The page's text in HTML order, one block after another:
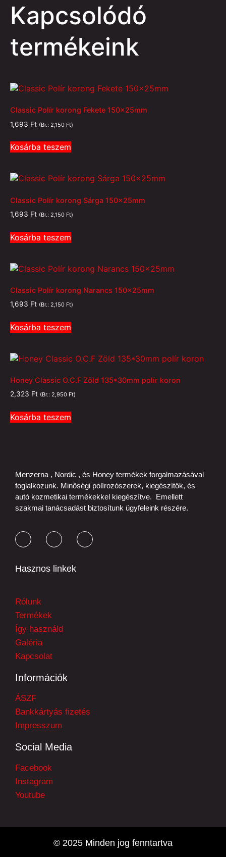
Kapcsolódó
termékeink
Classic Polír korong Fekete 150x25mm
1,693 Ft (Br.: 2,150 Ft)
Kosárba teszem
Classic Polír korong Sárga 150x25mm
1,693 Ft (Br.: 2,150 Ft)
Kosárba teszem
Classic Polír korong Narancs 150x25mm
1,693 Ft (Br.: 2,150 Ft)
Kosárba teszem
Honey Classic O.C.F Zöld 135*30mm polír koron
2,323 Ft (Br.: 2,950 Ft)
Kosárba teszem
Menzerna , Nordic , és Honey termékek forgalmazásával
foglalkozunk. Minőségi polírozószerek, kiegészítők, és
autó kozmetikai termékekkel kiegészítve. Emellett
szakmai tanácsadást biztosítunk ügyfeleink részére.
Hasznos linkek
Rólunk
Termékek
Így használd
Galéria
Kapcsolat
Információk
ÁSZF
Bankkártyás fizetés
Impresszum
Social Media
Facebook
Instagram
Youtube
© 2025 Minden jog fenntartva